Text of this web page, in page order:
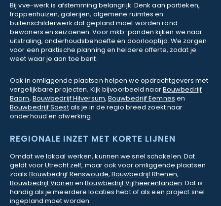
Bij vve-werk is afstemming belangrijk. Denk aan portieken,
trappenhuizen, galerijen, algemene ruimtes en
buitenschilderwerk dat gepland moet worden rond
bewoners en seizoenen. Voor mkb-panden kijken we naar
uitstraling, onderhoudsbehoefte en doorlooptijd. We zorgen
voor een praktische planning en heldere offerte, zodat je
weet waar je aan toe bent.
Ook in omliggende plaatsen helpen we opdrachtgevers met
vergelijkbare projecten. Kijk bijvoorbeeld naarBouwbedrijf
Baarn, Bouwbedrijf Hilversum,Bouwbedrijf Eemnes en
Bouwbedrijf Soestals je in de regio breed zoekt naar
onderhoud en afwerking.
REGIONALE INZET MET KORTE LIJNEN
Omdat we lokaal werken, kunnen we snel schakelen. Dat
geldt voor Utrecht zelf, maar ook voor omliggende plaatsen
zoals Bouwbedrijf Renswoude, Bouwbedrijf Rhenen,
Bouwbedrijf Vianen enBouwbedrijf Vijfheerenlanden. Dat is
handig als je meerdere locaties hebt of als een project snel
ingepland moet worden.